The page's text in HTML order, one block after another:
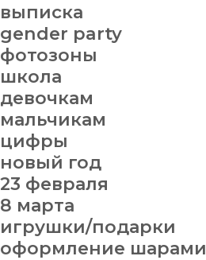
выписка
gender party
фотозоны
школа
девочкам
мальчикам
цифры
новый год
23 февраля
8 марта
игрушки/подарки
оформление шарами